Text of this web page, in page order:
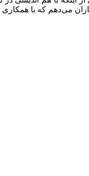
می‌دهم که با